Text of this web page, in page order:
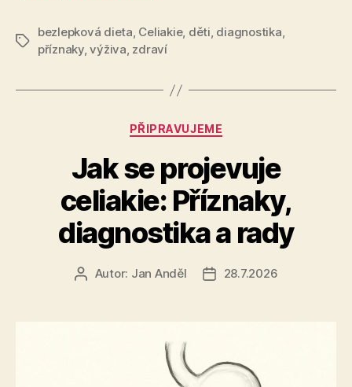
Štítky
bezlepková dieta, Celiakie, děti, diagnostika,
příznaky,výživa, zdraví
Rubriky
PŘIPRAVUJEME
Jak se projevuje
celiakie: Příznaky,
diagnostika a rady
AutorAutor: Jan Anděl
Datum
28.7.2026